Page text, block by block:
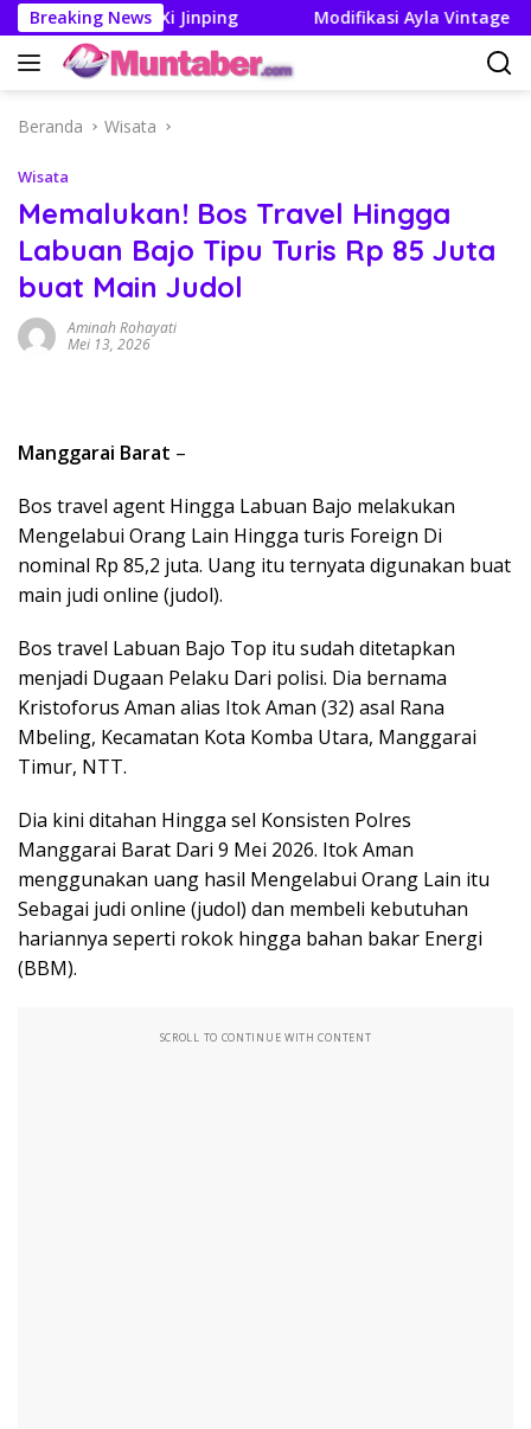
Langsung
ke
konten
Breaking News
dan Xi Jinping Modifikasi Ayla Vintage dan Gran
Beranda Wisata
Wisata
Memalukan! Bos Travel Hingga
Labuan Bajo Tipu Turis Rp 85 Juta
buat Main Judol
Aminah Rohayati
Mei 13, 2026
Manggarai Barat –
Bos travel agent Hingga Labuan Bajo melakukan
Mengelabui Orang Lain Hingga turis Foreign Di
nominal Rp 85,2 juta. Uang itu ternyata digunakan buat
main judi online (judol).
Bos travel Labuan Bajo Top itu sudah ditetapkan
menjadi Dugaan Pelaku Dari polisi. Dia bernama
Kristoforus Aman alias Itok Aman (32) asal Rana
Mbeling, Kecamatan Kota Komba Utara, Manggarai
Timur, NTT.
Dia kini ditahan Hingga sel Konsisten Polres
Manggarai Barat Dari 9 Mei 2026. Itok Aman
menggunakan uang hasil Mengelabui Orang Lain itu
Sebagai judi online (judol) dan membeli kebutuhan
hariannya seperti rokok hingga bahan bakar Energi
(BBM).
SCROLL TO CONTINUE WITH CONTENT